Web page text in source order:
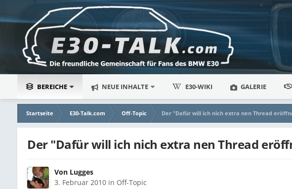
BEREICHE NEUE INHALTE E30-WIKI GALERIE
Startseite E30-Talk.com Off-Topic Der "Dafür will ich nich extra nen Thread
Der "Dafür will ich nich extra nen Thread
Von Lugges
3. Februar 2010 in Off-Topic